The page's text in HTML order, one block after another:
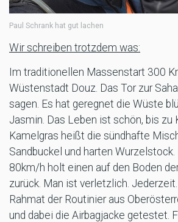
Paul Schrank hat gut lachen
Wir schreiben trotzdem was:
Im traditionellen Massenstart 300
Wüstenstadt Douz. Das Tor zur
sagen. Es hat geregnet die Wüste
Jasmin. Das Leben ist schön, bis zu
Kamelgras heißt die sündhafte
Sandbuckel und harten Wurzelstock.
80km/h holt einen auf den Boden
zurück. Man ist verletzlich.
Rahmat der Routinier aus
und dabei die Airbagjacke getestet.